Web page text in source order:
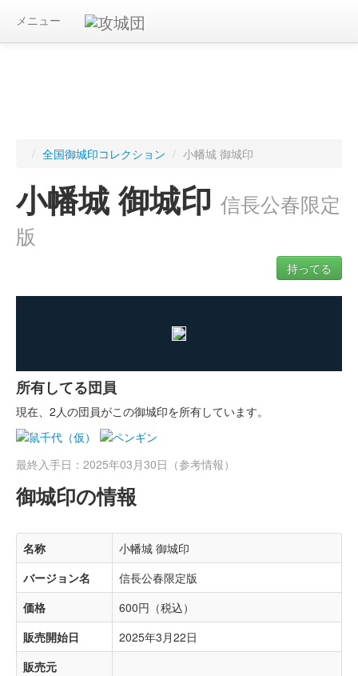
メニュー
/ 全国御城印コレクション / 小幡城 御城印
小幡城 御城印 信長公春限定
版
持ってる
所有してる団員
現在、2人の団員がこの御城印を所有しています。
最終入手日：2025年03月30日（参考情報）
御城印の情報
名称
小幡城 御城印
バージョン名
信長公春限定版
価格
600円（税込）
販売開始日
2025年3月22日
販売元